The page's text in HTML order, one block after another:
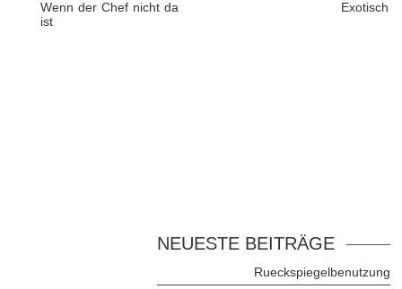
Wenn der Chef nicht da
ist
Exotisch
NEUESTE BEITRÄGE
Rueckspiegelbenutzung